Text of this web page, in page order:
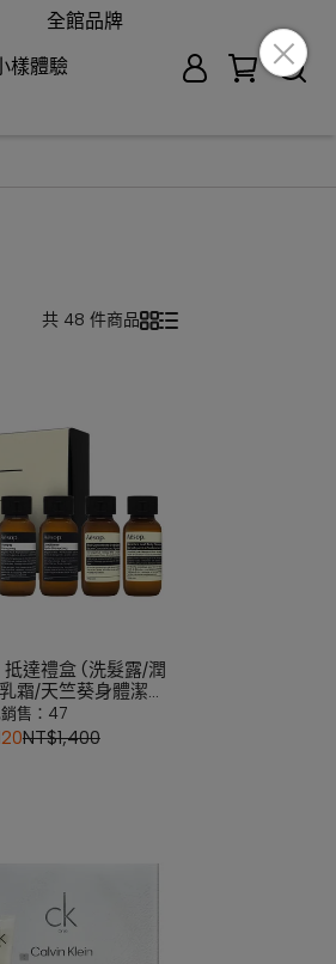
全館品牌
樣體驗
共 48 件商品
抵達禮盒 (洗髮露/潤
霜/天竺葵身體潔膚
露)
售：47
NT$1,400